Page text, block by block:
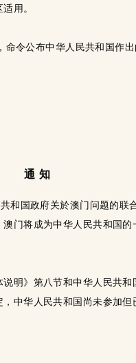
用。
令公布中华人民共和国作
通 知
和国政府关於澳门问题的
门将成为中华人民共和国
明》第八节和中华人民共
中华人民共和国尚未参加但